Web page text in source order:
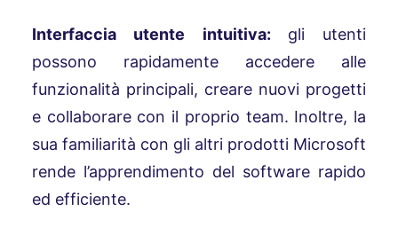
Interfaccia utente intuitiva: gli utenti
possono rapidamente accedere alle
funzionalità principali, creare nuovi progetti
e collaborare con il proprio team. Inoltre, la
sua familiarità con gli altri prodotti Microsoft
rende l’apprendimento del software rapido
ed efficiente.